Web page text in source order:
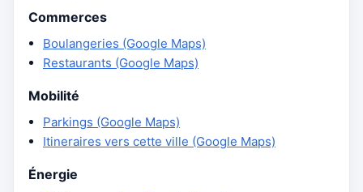
Commerces
Boulangeries (Google Maps)
Restaurants (Google Maps)
Mobilité
Parkings (Google Maps)
Itineraires vers cette ville (Google Maps)
Énergie